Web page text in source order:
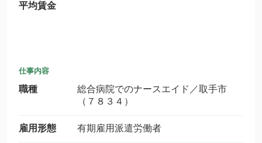
平均賃金
仕事内容
職種
総合病院でのナースエイド／取手市
（７８３４）
雇用形態 有期雇用派遣労働者